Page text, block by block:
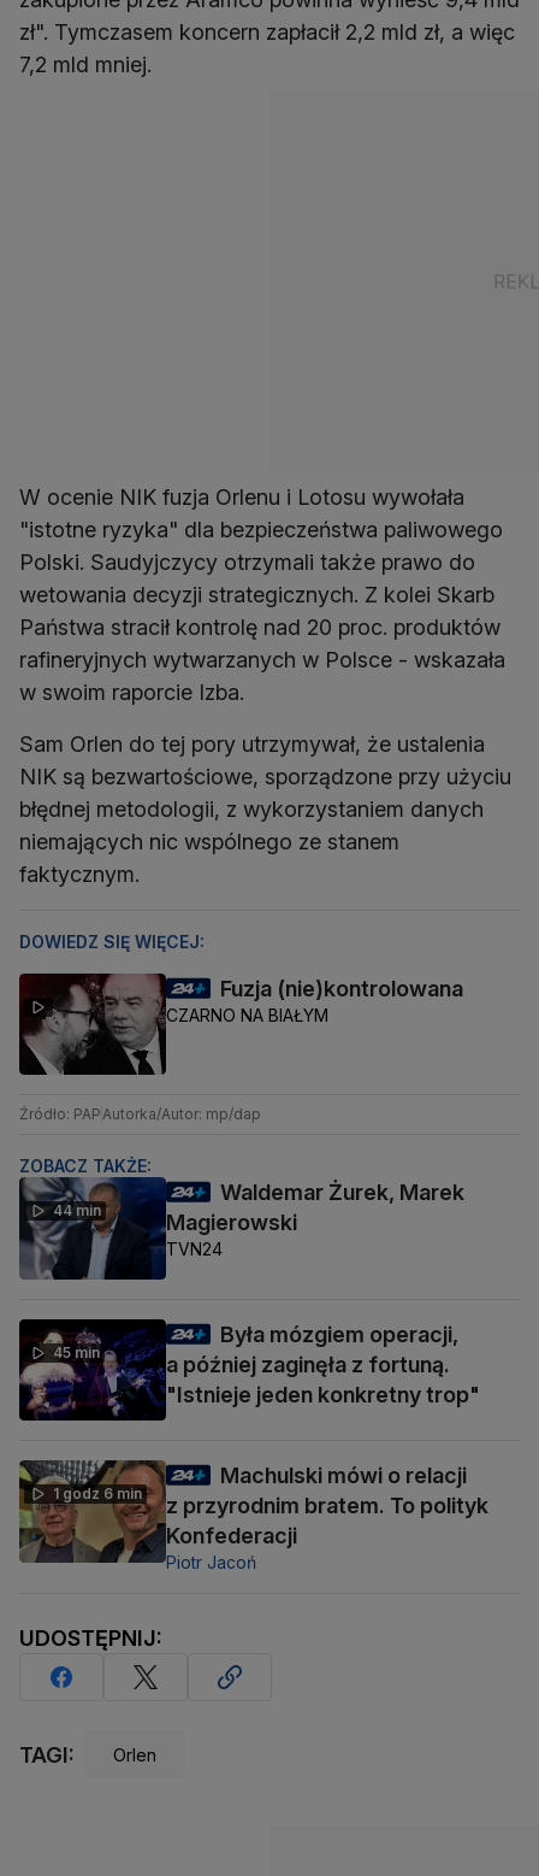
zł". Tymczasem koncern zapłacił 2,2 mld zł, a więc
7,2 mld mniej.
W ocenie NIK fuzja Orlenu i Lotosu wywołała
"istotne ryzyka" dla bezpieczeństwa paliwowego
Polski. Saudyjczycy otrzymali także prawo do
wetowania decyzji strategicznych. Z kolei Skarb
Państwa stracił kontrolę nad 20 proc. produktów
rafineryjnych wytwarzanych w Polsce - wskazała
w swoim raporcie Izba.
Sam Orlen do tej pory utrzymywał, że ustalenia
NIK są bezwartościowe, sporządzone przy użyciu
błędnej metodologii, z wykorzystaniem danych
niemających nic wspólnego ze stanem
faktycznym.
DOWIEDZ SIĘ WIĘCEJ:
Fuzja (nie)kontrolowana
CZARNO NA BIAŁYM
Źródło: PAPAutorka/Autor: mp/dap
ZOBACZ TAKŻE:
44 min
Waldemar Żurek, Marek
Magierowski
TVN24
45 min
Była mózgiem operacji,
a później zaginęła z fortuną.
"Istnieje jeden konkretny trop"
1 godz 6 min
Machulski mówi o relacji
z przyrodnim bratem. To polityk
Konfederacji
Piotr Jacoń
UDOSTĘPNIJ:
TAGI: Orlen